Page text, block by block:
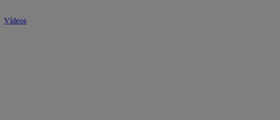
Vídeos